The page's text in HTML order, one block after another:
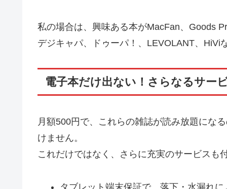
私の場合は、興味ある本がMacFan、Goods
デジキャパ、ドゥーパ！、LEVOLANT、HiVi
電子本だけ出ない！さらなるサー
月額500円で、これらの雑誌が読み放題にな
けません。
これだけではなく、さらに充実のサービスも
タブレット端末保証で、落下・水漏れに